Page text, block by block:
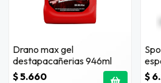
Drano max gel
destapacañerias 946ml
$ 5.660
$